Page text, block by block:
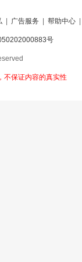
广告服务 帮助中心
号
不保证内容的真实性